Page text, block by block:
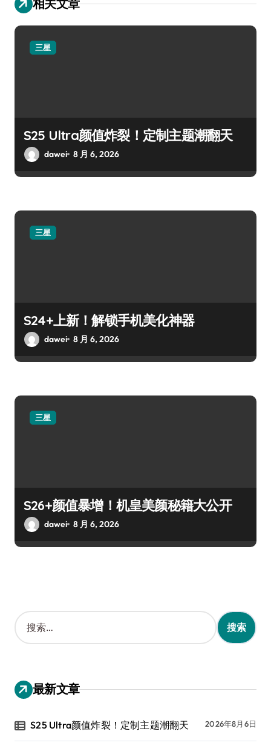
相关文章
三星
S25 Ultra颜值炸裂！定制主题潮翻天
dawei 8 月 6, 2026
三星
S24+上新！解锁手机美化神器
dawei 8 月 6, 2026
三星
S26+颜值暴增！机皇美颜秘籍大公开
dawei 8 月 6, 2026
搜
索
：
最新文章
S25 Ultra颜值炸裂！定制主题潮翻天 2026年8月6日